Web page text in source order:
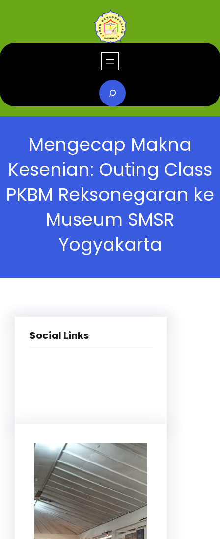
Mengecap Makna
Kesenian: Outing Class
PKBM Reksonegaran ke
Museum SMSR
Yogyakarta
Social Links